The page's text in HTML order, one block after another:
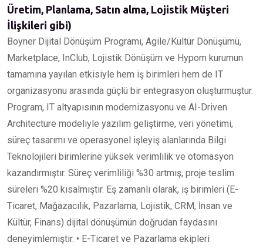
Üretim, Planlama, Satın alma, Lojistik Müşteri
İlişkileri gibi)
Boyner Dijital Dönüşüm Programı, Agile/Kültür Dönüşümü,
Marketplace, InClub, Lojistik Dönüşüm ve Hypom kurumun
tamamına yayılan etkisiyle hem iş birimleri hem de IT
organizasyonu arasında güçlü bir entegrasyon oluşturmuştur.
Program, IT altyapısının modernizasyonu ve AI-Driven
Architecture modeliyle yazılım geliştirme, veri yönetimi,
süreç tasarımı ve operasyonel işleyiş alanlarında Bilgi
Teknolojileri birimlerine yüksek verimlilik ve otomasyon
kazandırmıştır. Süreç verimliliği %30 artmış, proje teslim
süreleri %20 kısalmıştır. Eş zamanlı olarak, iş birimleri (E-
Ticaret, Mağazacılık, Pazarlama, Lojistik, CRM, İnsan ve
Kültür, Finans) dijital dönüşümün doğrudan faydasını
deneyimlemiştir. • E-Ticaret ve Pazarlama ekipleri